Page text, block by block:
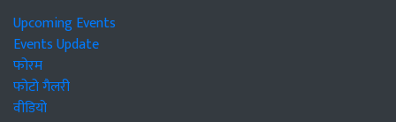
Upcoming Events
Events Update
फोरम
फोटो गैलरी
वीडियो